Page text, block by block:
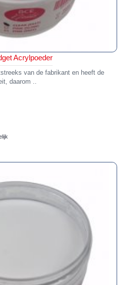
Acrylpoeder
van de fabrikant en heeft de
daarom ..